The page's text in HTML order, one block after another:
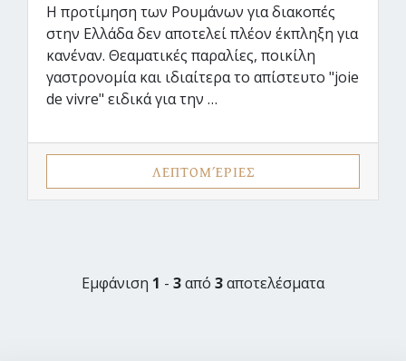
Η προτίμηση των Ρουμάνων για διακοπές
στην Ελλάδα δεν αποτελεί πλέον έκπληξη για
κανέναν. Θεαματικές παραλίες, ποικίλη
γαστρονομία και ιδιαίτερα το απίστευτο "joie
de vivre" ειδικά για την …
ΛΕΠΤΟΜΈΡΙΕΣ
Εμφάνιση 1 - 3από 3αποτελέσματα